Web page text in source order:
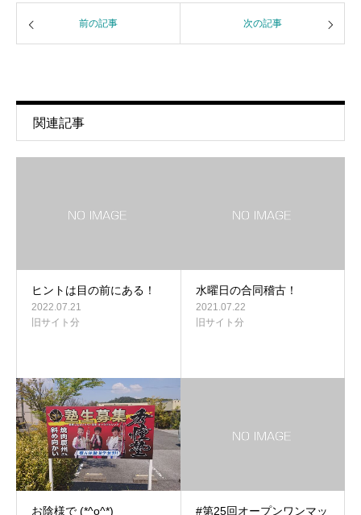
前の記事 次の記事
関連記事
ヒントは目の前にある！
2022.07.21
旧サイト分
水曜日の合同稽古！
2021.07.22
旧サイト分
お陰様で (*^o^*)
#第25回オープンワンマッ